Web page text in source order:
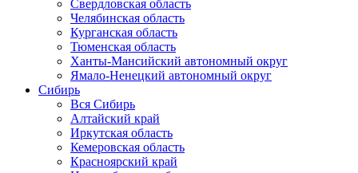
Свердловская область
Челябинская область
Курганская область
Тюменская область
Ханты-Мансийский автономный округ
Ямало-Ненецкий автономный округ
Сибирь
Вся Сибирь
Алтайский край
Иркутская область
Кемеровская область
Красноярский край